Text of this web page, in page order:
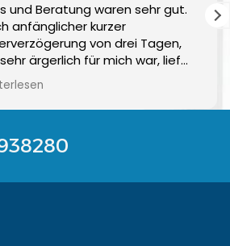
und Beratung waren sehr gut.
anfänglicher kurzer
von drei Tagen,
ärgerlich für mich war, lief
die Montage einwandfrei ab!
Termingestaltung solltet ihr
arbeiten. Die drei Tage in der
alles sehr gut und sauber